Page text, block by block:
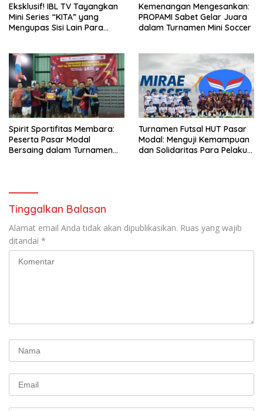
Eksklusif! IBL TV Tayangkan
Mini Series “KITA” yang
Mengupas Sisi Lain Para
Kemenangan Mengesankan:
PROPAMI Sabet Gelar Juara
dalam Turnamen Mini Soccer
Spirit Sportifitas Membara:
Peserta Pasar Modal
Bersaing dalam Turnamen
Turnamen Futsal HUT Pasar
Modal: Menguji Kemampuan
dan Solidaritas Para Pelaku
Tinggalkan Balasan
Alamat email Anda tidak akan dipublikasikan. Ruas yang wajib
ditandai *